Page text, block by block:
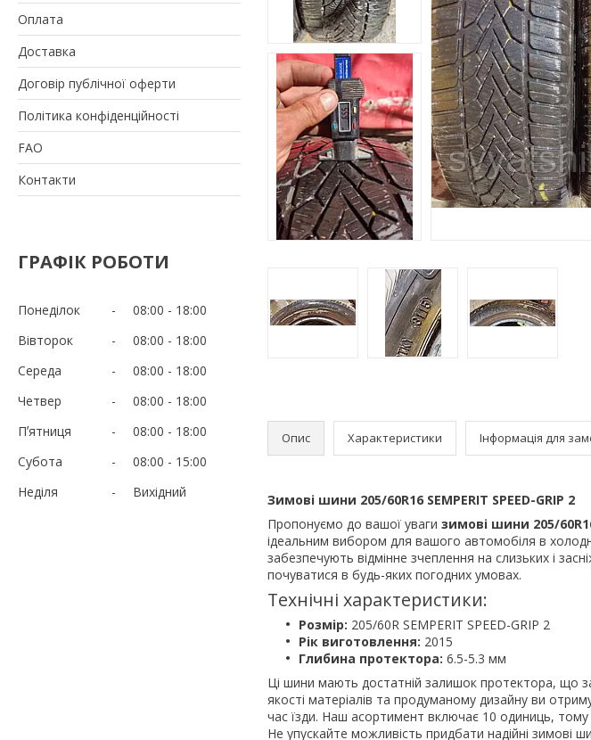
Оплата
Доставка
Договір публічної оферти
Політика конфіденційності
FAO
Контакти
ГРАФІК РОБОТИ
Понеділок 08:00
18:00
Вівторок
08:00
18:00
Середа
08:00
18:00
Четвер
08:00
18:00
Пʼятниця
08:00
18:00
Субота
08:00
15:00
Неділя
Вихідний
Опис Характеристики Інформація для
Зимові шини 205/60R16 SEMPERIT SPEED-GRIP 2
Пропонуємо до вашої уваги зимові шини 205/60R16
ідеальним вибором для вашого автомобіля в
забезпечують відмінне зчеплення на слизьких і
почуватися в будь-яких погодних умовах.
Технічні характеристики:
Розмір: 205/60R SEMPERIT SPEED-GRIP 2
Рік виготовлення: 2015
Глибина протектора: 6.5-5.3 мм
Ці шини мають достатній залишок протектора, що
якості матеріалів та продуманому дизайну ви
час їзди. Наш асортимент включає 10 одиниць, тому
Не упускайте можливість придбати надійні зимові